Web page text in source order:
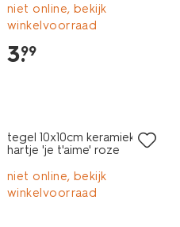
niet online, bekijk
winkelvoorraad
3.
99
tegel 10x10cm keramiek
hartje 'je t'aime' roze
niet online, bekijk
winkelvoorraad